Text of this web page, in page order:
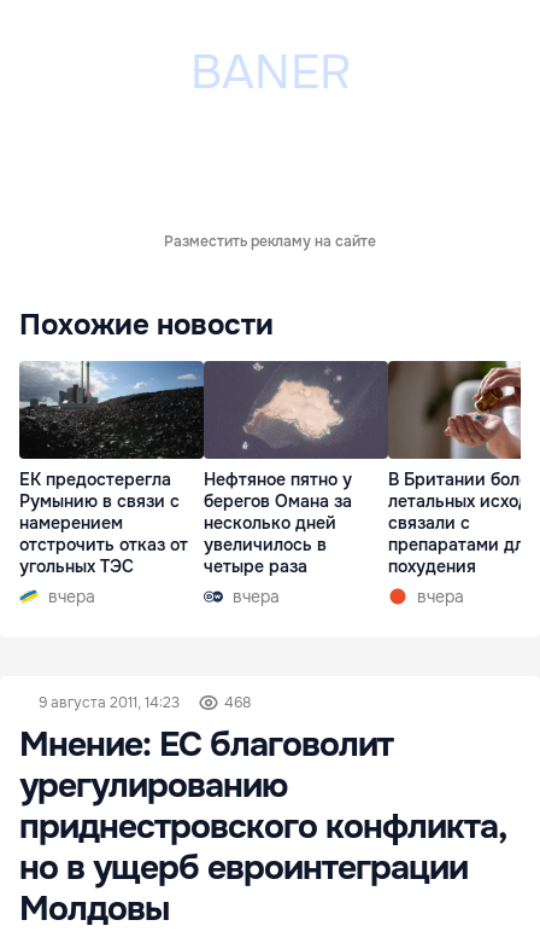
Разместить рекламу на сайте
Похожие новости
ЕК предостерегла
Румынию в связи с
намерением
отстрочить отказ от
угольных ТЭС
вчера
Нефтяное пятно у
берегов Омана за
несколько дней
увеличилось в
четыре раза
вчера
В Британии
летальных
связали с
препаратами для
похудения
вчера
9 августа 2011, 14:23 468
Мнение: ЕС благоволит
урегулированию
приднестровского конфликта,
но в ущерб евроинтеграции
Молдовы